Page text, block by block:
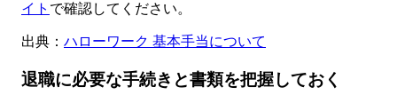
イト で確認してください。
出典： ハローワーク 基本手当について
退職に必要な手続きと書類を把握しておく